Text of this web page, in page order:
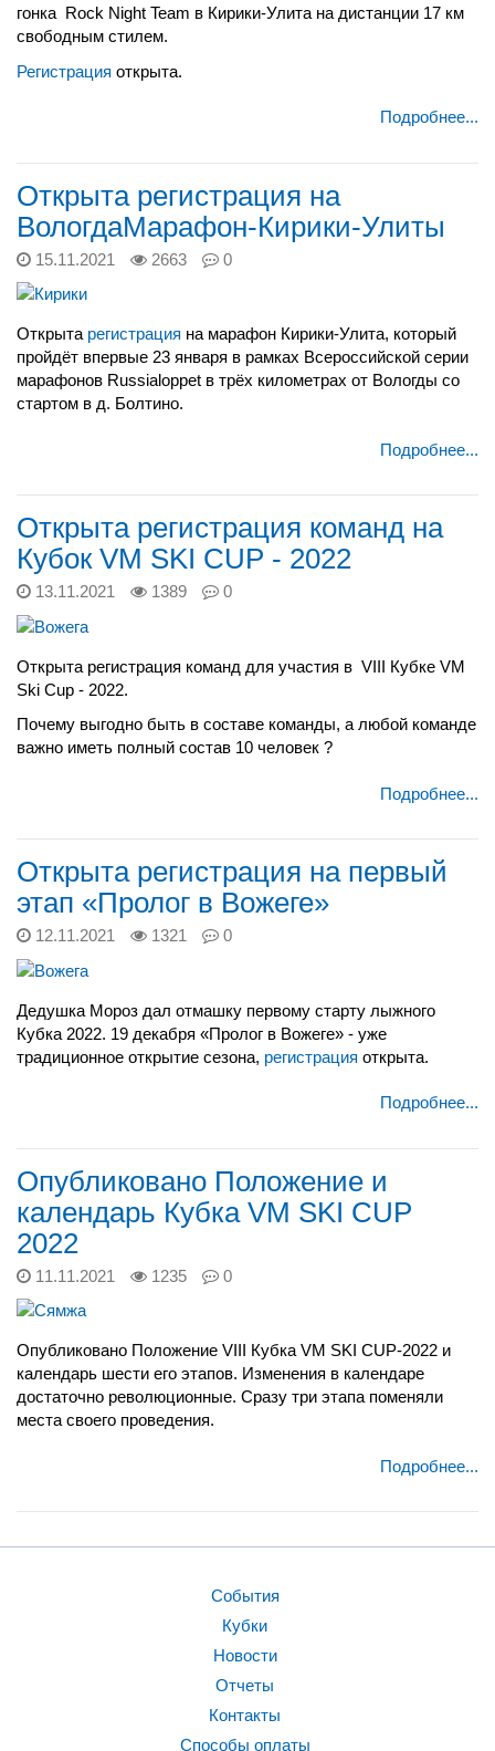
гонка Rock Night Team в Кирики-Улита на дистанции 17 км
свободным стилем.
Регистрация открыта.
Подробнее...
Открыта регистрация на
ВологдаМарафон-Кирики-Улиты
15.11.2021 2663 0
Открыта регистрация на марафон Кирики-Улита, который
пройдёт впервые 23 января в рамках Всероссийской серии
марафонов Russialoppet в трёх километрах от Вологды со
стартом в д. Болтино.
Подробнее...
Открыта регистрация команд на
Кубок VM SKI CUP - 2022
13.11.2021 1389 0
Открыта регистрация команд для участия в VIII Кубке VM
Ski Cup - 2022.
Почему выгодно быть в составе команды, а любой команде
важно иметь полный состав 10 человек ?
Подробнее...
Открыта регистрация на первый
этап «Пролог в Вожеге»
12.11.2021 1321 0
Дедушка Мороз дал отмашку первому старту лыжного
Кубка 2022. 19 декабря «Пролог в Вожеге» - уже
традиционное открытие сезона, регистрация открыта.
Подробнее...
Опубликовано Положение и
календарь Кубка VM SKI CUP
2022
11.11.2021 1235 0
Опубликовано Положение VIII Кубка VM SKI CUP-2022 и
календарь шести его этапов. Изменения в календаре
достаточно революционные. Сразу три этапа поменяли
места своего проведения.
Подробнее...
События
Кубки
Новости
Отчеты
Контакты
Способы оплаты